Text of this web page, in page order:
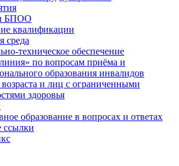
БПОО
квалификации
среда
техническое обеспечение
по вопросам приёма и
образования инвалидов
и лиц с ограниченными
здоровья
образование в вопросах и ответах
ссылки